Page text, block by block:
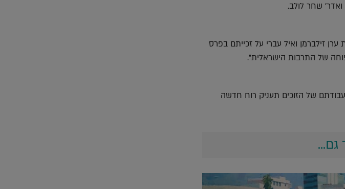
ואדר' שחר לולב.
זילברמן ואיל עברי על זכייתם בפרס
של התרבות הישראלית".
של הזוכים תעניק רוח חדשה
גם...